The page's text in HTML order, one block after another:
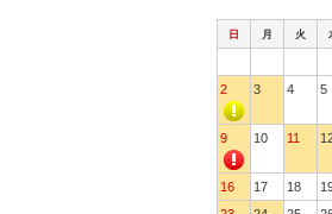
日 月 火
2
3 4 5
9 10 11
16 17 18